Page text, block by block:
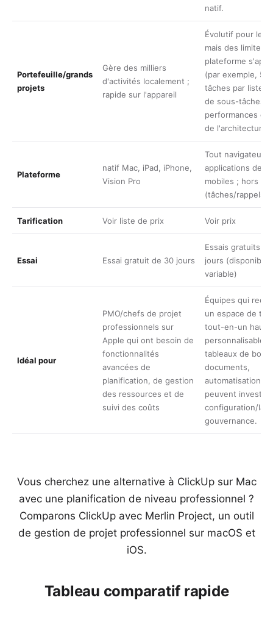
natif.
Portefeuille/grands
projets
Gère des milliers
d'activités localement ;
rapide sur l'appareil
Évolutif pour les
mais des limites
plateforme
(par exemple, 50
tâches par liste,
de sous-tâches)
performances
de l'architecture
Plateforme
natif Mac, iPad, iPhone,
Vision Pro
Tout navigateur +
applications de
mobiles ; hors
(tâches/rappels ;
Tarification Voir liste de prix Voir prix
Essai Essai gratuit de 30 jours
Essais gratuits
jours
variable)
Idéal pour
PMO/chefs de projet
professionnels sur
Apple qui ont besoin de
fonctionnalités
avancées de
planification, de gestion
des ressources et de
suivi des coûts
Équipes qui
un espace de
tout-en-un
personnalisable
tableaux de bord,
documents,
automatisations,
peuvent investir
configuration/la
gouvernance.
Vous cherchez une alternative à ClickUp sur Mac
avec une planification de niveau professionnel ?
Comparons ClickUp avec Merlin Project, un outil
de gestion de projet professionnel sur macOS et
iOS.
Tableau comparatif rapide